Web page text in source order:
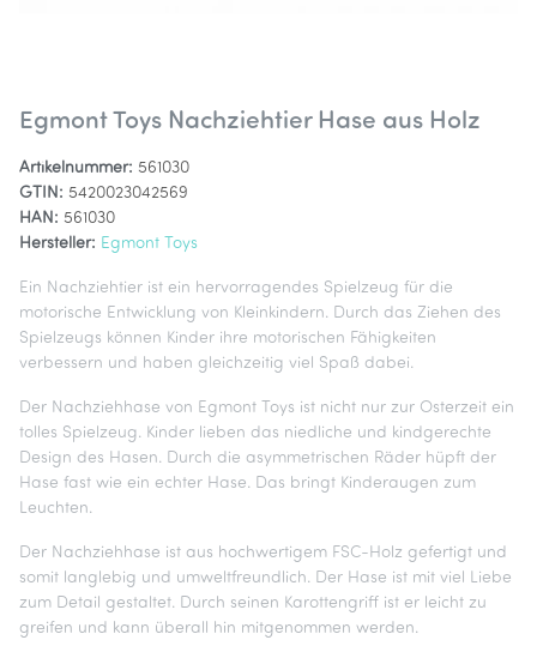
Egmont Toys Nachziehtier Hase aus Holz
Artikelnummer: 561030
GTIN: 5420023042569
HAN: 561030
Hersteller: Egmont Toys
Ein Nachziehtier ist ein hervorragendes Spielzeug für die
motorische Entwicklung von Kleinkindern. Durch das Ziehen des
Spielzeugs können Kinder ihre motorischen Fähigkeiten
verbessern und haben gleichzeitig viel Spaß dabei.
Der Nachziehhase von Egmont Toys ist nicht nur zur Osterzeit ein
tolles Spielzeug. Kinder lieben das niedliche und kindgerechte
Design des Hasen. Durch die asymmetrischen Räder hüpft der
Hase fast wie ein echter Hase. Das bringt Kinderaugen zum
Leuchten.
Der Nachziehhase ist aus hochwertigem FSC-Holz gefertigt und
somit langlebig und umweltfreundlich. Der Hase ist mit viel Liebe
zum Detail gestaltet. Durch seinen Karottengriff ist er leicht zu
greifen und kann überall hin mitgenommen werden.